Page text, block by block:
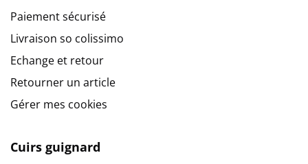
Paiement sécurisé
Livraison so colissimo
Echange et retour
Retourner un article
Gérer mes cookies
Cuirs guignard